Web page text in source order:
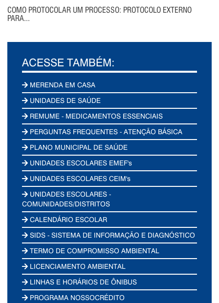
COMO PROTOCOLAR UM PROCESSO: PROTOCOLO EXTERNO
PARA...
ACESSE TAMBÉM:
MERENDA EM CASA
UNIDADES DE SAÚDE
REMUME - MEDICAMENTOS ESSENCIAIS
PERGUNTAS FREQUENTES - ATENÇÃO BÁSICA
PLANO MUNICIPAL DE SAÚDE
UNIDADES ESCOLARES EMEF's
UNIDADES ESCOLARES CEIM's
UNIDADES ESCOLARES -
COMUNIDADES/DISTRITOS
CALENDÁRIO ESCOLAR
SIDS - SISTEMA DE INFORMAÇÃO E DIAGNÓSTICO
TERMO DE COMPROMISSO AMBIENTAL
LICENCIAMENTO AMBIENTAL
LINHAS E HORÁRIOS DE ÔNIBUS
PROGRAMA NOSSOCRÉDITO